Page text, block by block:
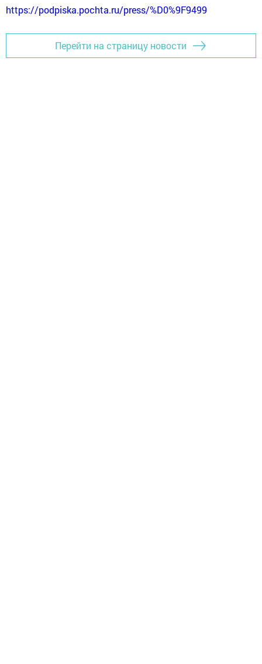
https://podpiska.pochta.ru/press/%D0%9F9499
Перейти на страницу новости